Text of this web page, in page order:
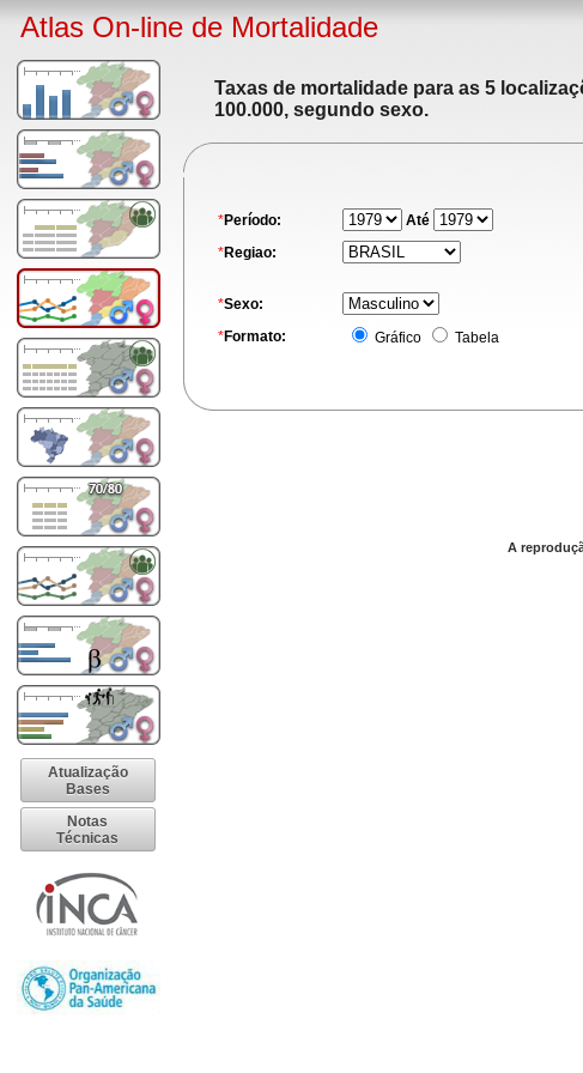
Atlas On-line de Mortalidade
Atualização
Bases
Notas
Técnicas
Taxas de mortalidade para as 5
100.000, segundo sexo.
*Período:
Até
*Regiao:
*Sexo:
*Formato: Gráfico Tabela
A